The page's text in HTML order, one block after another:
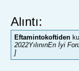
Alıntı:
Eftamintokoftiden
2022YılınınEn İyi
]